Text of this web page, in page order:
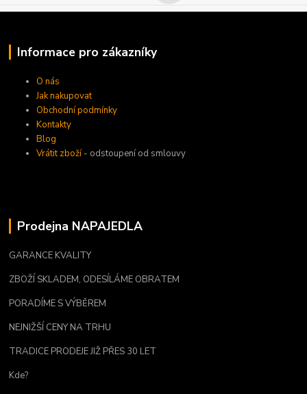
Informace pro zákazníky
O nás
Jak nakupovat
Obchodní podmínky
Kontakty
Blog
Vrátit zboží- odstoupení od smlouvy
Prodejna NAPAJEDLA
GARANCE KVALITY
ZBOŽÍ SKLADEM, ODESÍLÁME OBRATEM
PORADÍME S VÝBĚREM
NEJNIŽŠÍ CENY NA TRHU
TRADICE PRODEJE JIŽ PŘES 30 LET
Kde?